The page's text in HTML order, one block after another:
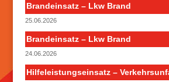
Brandeinsatz – Lkw Brand
25.06.2026
Brandeinsatz – Lkw Brand
24.06.2026
Hilfeleistungseinsatz –